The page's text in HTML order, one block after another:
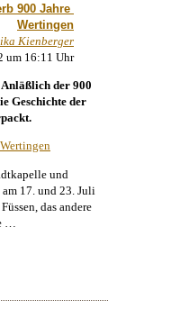
900 Jahre
Wertingen
Kienberger
um 16:11 Uhr
Anläßlich der 900
Geschichte der
und
17. und 23. Juli
das andere
…